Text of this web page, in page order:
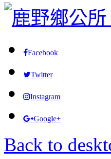
Facebook
Twitter
Instagram
Google+
Back to